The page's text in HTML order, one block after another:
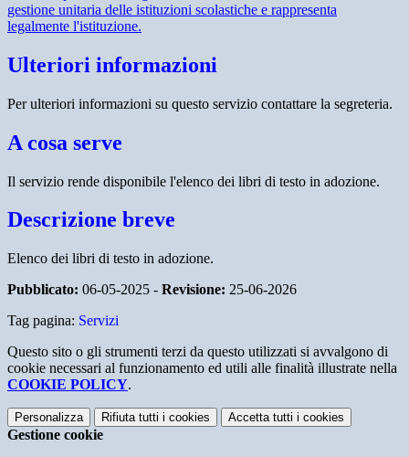
gestione unitaria delle istituzioni scolastiche e rappresenta
legalmente l'istituzione.
Ulteriori informazioni
Per ulteriori informazioni su questo servizio contattare la segreteria.
A cosa serve
Il servizio rende disponibile l'elenco dei libri di testo in adozione.
Descrizione breve
Elenco dei libri di testo in adozione.
Pubblicato: 06-05-2025 - Revisione: 25-06-2026
Tag pagina: Servizi
Questo sito o gli strumenti terzi da questo utilizzati si avvalgono di
cookie necessari al funzionamento ed utili alle finalità illustrate nella
COOKIE POLICY.
Personalizza Rifiuta tutti i cookies Accetta tutti i cookies
Gestione cookie